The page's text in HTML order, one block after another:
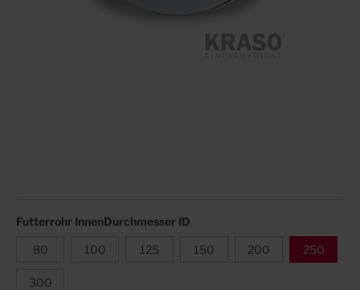
Futterrohr InnenDurchmesser ID
80 100 125 150 200 250
300